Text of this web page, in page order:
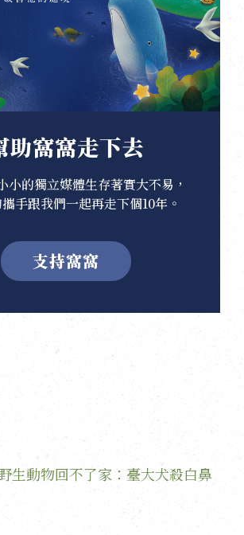
助窩窩走下去
小的獨立媒體生存著實大不易，
手跟我們一起再走下個10年。
支持窩窩
生動物回不了家：臺大犬殺白鼻